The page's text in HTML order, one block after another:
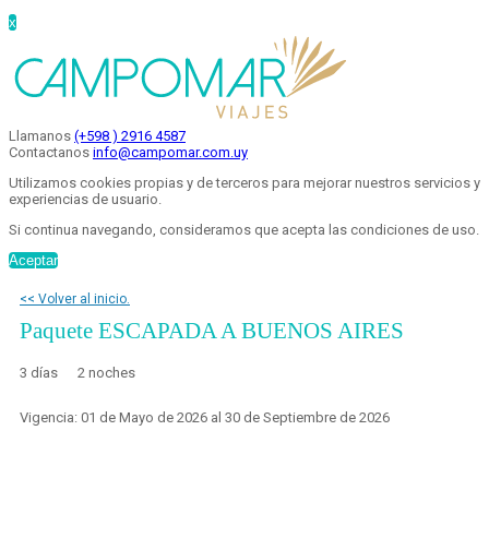
x
Llamanos (+598 ) 2916 4587
Contactanos info@campomar.com.uy
Utilizamos cookies propias y de terceros para mejorar nuestros servicios y
experiencias de usuario.
Si continua navegando, consideramos que acepta las condiciones de uso.
Aceptar
<< Volver al inicio.
Paquete ESCAPADA A BUENOS AIRES
3 días 2 noches
Vigencia: 01 de Mayo de 2026 al 30 de Septiembre de 2026